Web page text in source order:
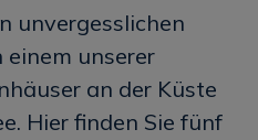
unvergesslichen
unserer
an der Küste
Hier finden Sie fünf